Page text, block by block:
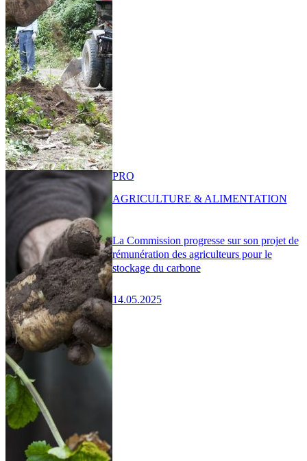
La Commission progresse sur son projet de
rémunération des agriculteurs pour le
stockage du carbone
14.05.2025
PRO
AGRICULTURE & ALIMENTATION